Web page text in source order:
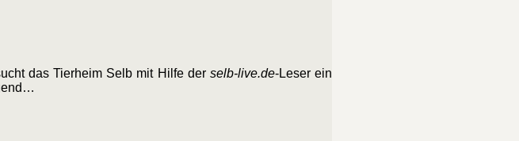
das Tierheim Selb mit Hilfe der selb-live.de-Leser ein